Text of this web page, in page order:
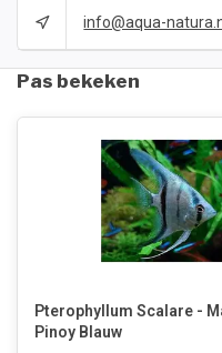
info@aqua-
Pas bekeken
Pterophyllum Scalare -
Pinoy Blauw